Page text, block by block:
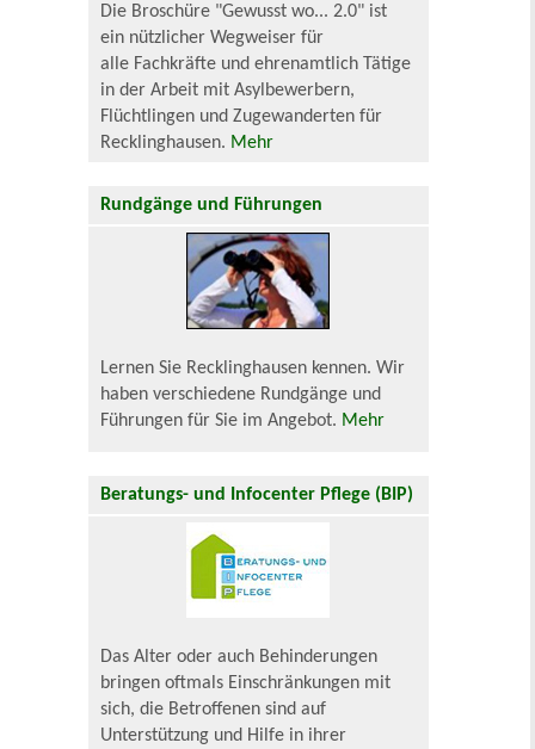
Die Broschüre "Gewusst wo... 2.0" ist
ein nützlicher Wegweiser für
alle Fachkräfte und ehrenamtlich Tätige
in der Arbeit mit Asylbewerbern,
Flüchtlingen und Zugewanderten für
Recklinghausen. Mehr
Rundgänge und Führungen
Lernen Sie Recklinghausen kennen. Wir
haben verschiedene Rundgänge und
Führungen für Sie im Angebot. Mehr
Beratungs- und Infocenter Pflege (BIP)
Das Alter oder auch Behinderungen
bringen oftmals Einschränkungen mit
sich, die Betroffenen sind auf
Unterstützung und Hilfe in ihrer